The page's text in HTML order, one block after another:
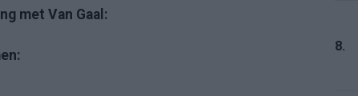
met Van Gaal:
8.